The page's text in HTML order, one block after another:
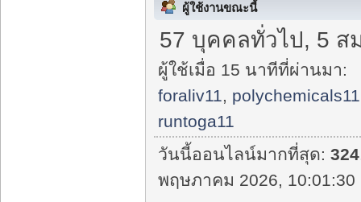
ผู้ใช้งานขณะนี้
57 บุคคลทั่วไป, 5 ส
ผู้ใช้เมื่อ 15 นาทีที่ผ่านมา:
foraliv11, polychemicals11
runtoga11
วันนี้ออนไลน์มากที่สุด:324
พฤษภาคม 2026, 10:01:30